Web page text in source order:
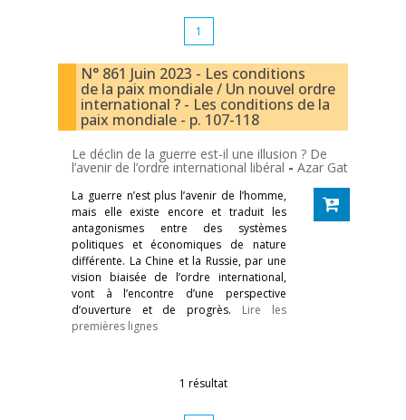
1
N° 861 Juin 2023 - Les conditions
de la paix mondiale / Un nouvel ordre
international ? - Les conditions de la
paix mondiale - p. 107-118
Le déclin de la guerre est-il une illusion ? De
l’avenir de l’ordre international libéral - Azar Gat
La guerre n’est plus l’avenir de l’homme,
mais elle existe encore et traduit les
antagonismes entre des systèmes
politiques et économiques de nature
différente. La Chine et la Russie, par une
vision biaisée de l’ordre international,
vont à l’encontre d’une perspective
d’ouverture et de progrès. Lire les
premières lignes
1 résultat